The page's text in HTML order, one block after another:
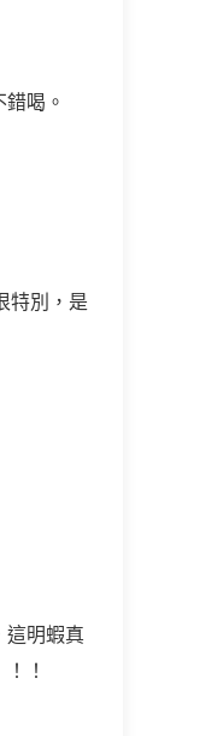
喝。
特別，是
這明蝦真
！